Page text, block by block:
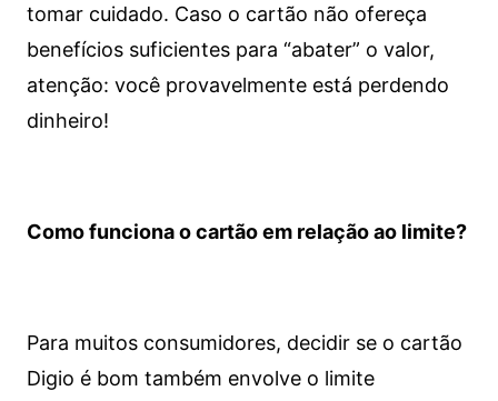
tomar cuidado. Caso o cartão não ofereça
benefícios suficientes para “abater” o valor,
atenção: você provavelmente está perdendo
dinheiro!
Como funciona o cartão em relação ao limite?
Para muitos consumidores, decidir se o cartão
Digio é bom também envolve o limite